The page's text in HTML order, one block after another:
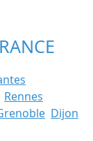
Rennes
Dijon